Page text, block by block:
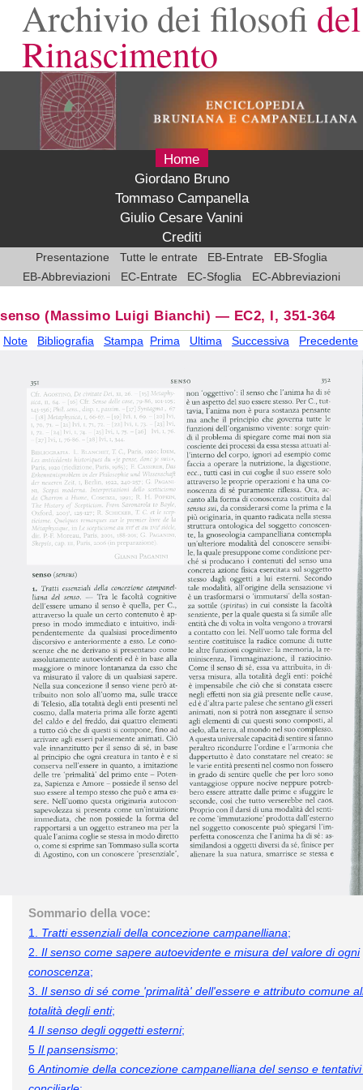
Archivio dei filosofi del
Rinascimento
Home
Giordano Bruno
Tommaso Campanella
Giulio Cesare Vanini
Crediti
Presentazione Tutte le entrate EB-Entrate
EB-Sfoglia
EB-Abbreviazioni
EC-Entrate EC-Sfoglia EC-Abbreviazioni
senso(Massimo Luigi Bianchi) — EC2, I, 351-364
Note Bibliografia Stampa Prima Ultima Successiva Precedente
Sommario della voce:
1. Tratti essenziali della concezione campanelliana;
2. Il senso come sapere autoevidente e misura del valore di ogni
conoscenza;
3. Il senso di sé come 'primalità' dell'essere e attributo comune
totalità degli enti;
4 Il senso degli oggetti esterni;
5 Il pansensismo;
6 Antinomie della concezione campanelliana del senso e